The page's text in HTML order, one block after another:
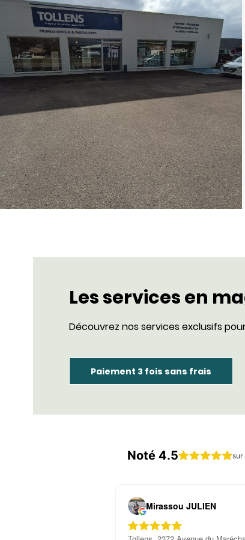
Les services en
Découvrez nos services exclusifs
Paiement 3 fois sans frais
Noté 4.5 sur
Mirassou JULIEN